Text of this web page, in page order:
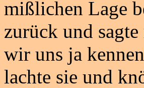
mißlichen Lage
zurück und
wir uns ja
lachte sie und